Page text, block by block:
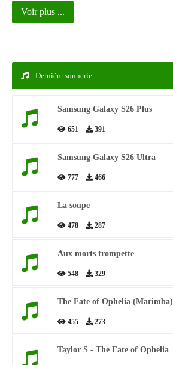
Voir plus ...
Dernière sonnerie
Samsung Galaxy S26 Plus
651 391
Samsung Galaxy S26 Ultra
777 466
La soupe
478 287
Aux morts trompette
548 329
The Fate of Ophelia (Marimba)
455 273
Taylor S - The Fate of Ophelia